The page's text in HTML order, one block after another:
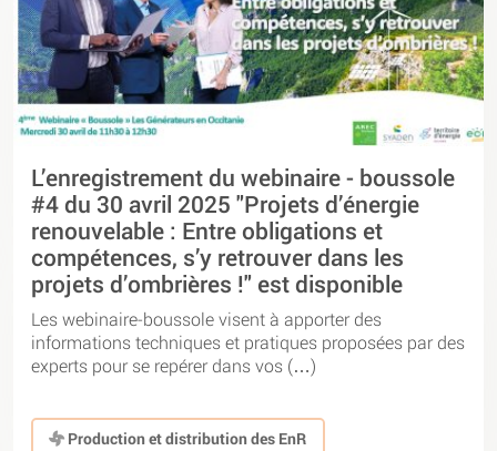
L’enregistrement du webinaire - boussole
#4 du 30 avril 2025 "Projets d’énergie
renouvelable : Entre obligations et
compétences, s’y retrouver dans les
projets d’ombrières !" est disponible
Les webinaire-boussole visent à apporter des
informations techniques et pratiques proposées par des
experts pour se repérer dans vos (…)
Production et distribution des EnR